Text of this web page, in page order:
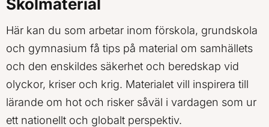
Skolmaterial
Här kan du som arbetar inom förskola, grundskola
och gymnasium få tips på material om samhällets
och den enskildes säkerhet och beredskap vid
olyckor, kriser och krig. Materialet vill inspirera till
lärande om hot och risker såväl i vardagen som ur
ett nationellt och globalt perspektiv.